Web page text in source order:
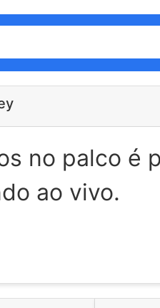
no palco é
ao vivo.